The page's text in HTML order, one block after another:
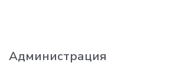
Администрация